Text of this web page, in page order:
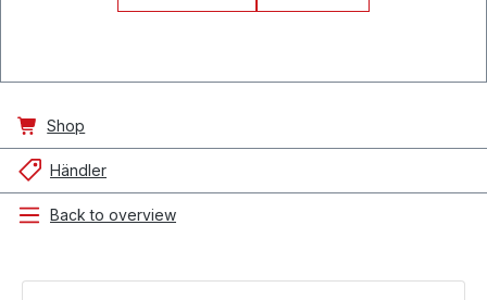
Shop
Händler
Back to overview